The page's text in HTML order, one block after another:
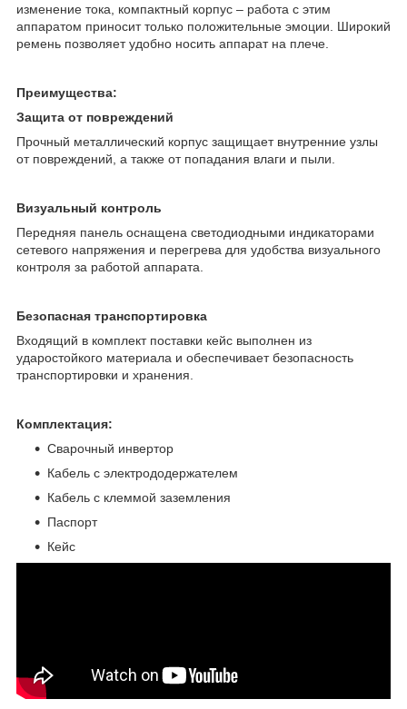
изменение тока, компактный корпус – работа с этим
аппаратом приносит только положительные эмоции. Широкий
ремень позволяет удобно носить аппарат на плече.
Преимущества:
Защита от повреждений
Прочный металлический корпус защищает внутренние узлы
от повреждений, а также от попадания влаги и пыли.
Визуальный контроль
Передняя панель оснащена светодиодными индикаторами
сетевого напряжения и перегрева для удобства визуального
контроля за работой аппарата.
Безопасная транспортировка
Входящий в комплект поставки кейс выполнен из
ударостойкого материала и обеспечивает безопасность
транспортировки и хранения.
Комплектация:
Сварочный инвертор
Кабель с электрододержателем
Кабель с клеммой заземления
Паспорт
Кейс